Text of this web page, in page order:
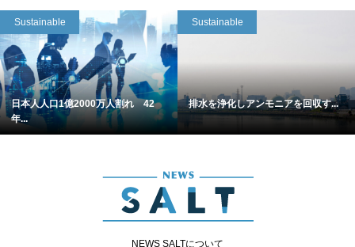
Sustainable
日本人人口1億2000万人割れ 42
年...
Sustainable
排水を浄化しアンモニアを回収す...
NEWS SALTについて